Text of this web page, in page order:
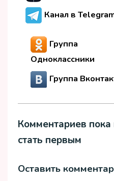
Канал в
Группа
Одноклассники
Группа
Комментариев
стать первым
Оставить